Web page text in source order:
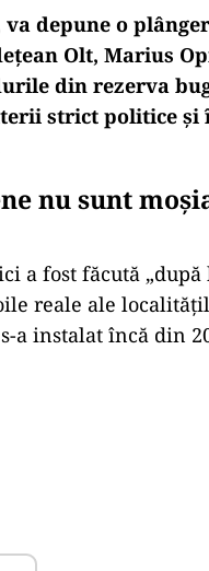
depune o
Olt, Marius
din rezerva
strict politice și
nu sunt
a fost făcută
reale ale
a instalat încă din